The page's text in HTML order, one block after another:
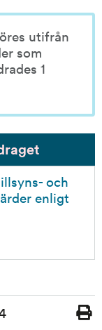
utifrån
som
1
och
enligt
Skriv
ut